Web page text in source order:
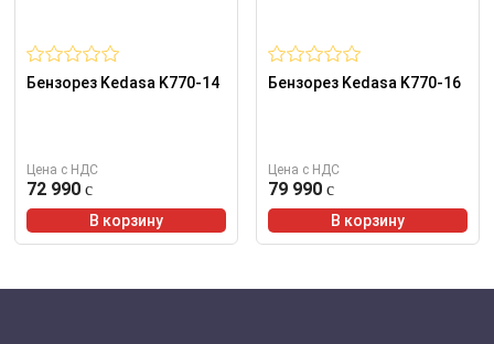
Бензорез Kedasa K770-14
Цена с НДС
72 990
В корзину
Бензорез Kedasa K770-16
Цена с НДС
79 990
В корзину